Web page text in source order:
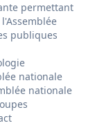
permettant
publiques
nationale
nationale